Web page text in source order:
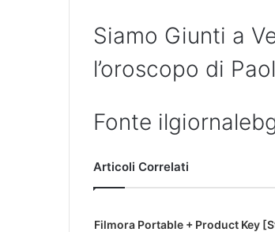
Siamo Giunti a
l’oroscopo di
Fonte
Articoli Correlati
Filmora Portable + Product Key